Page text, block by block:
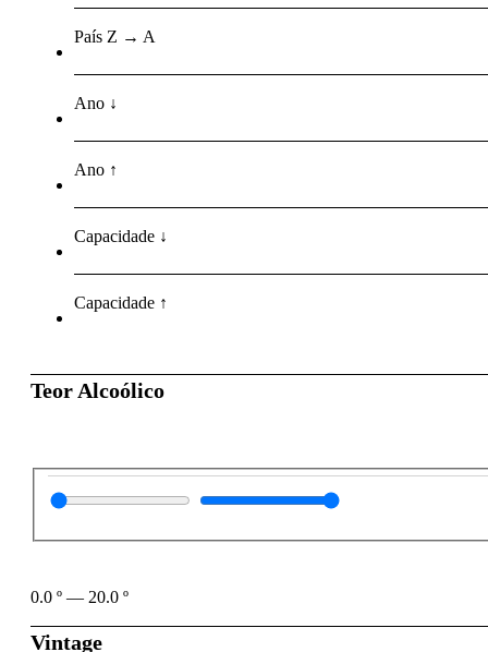
País Z → A
Ano ↓
Ano ↑
Capacidade ↓
Capacidade ↑
Teor Alcoólico
0.0 º — 20.0 º
Vintage